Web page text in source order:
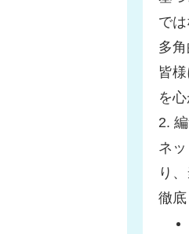
で
多
皆
を
2.
ネ
り
徹底